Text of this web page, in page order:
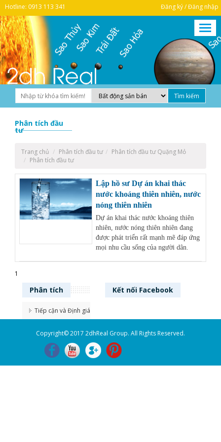
Hotline: 0913 113 341 Đăng ký / Đăng nhập
Phân tích đầu
tư
Trang chủ Phân tích đầu tư
Phân tích đầu tư Quặng Mỏ
Phân tích đầu tư
Lập hồ sư Dự án khai thác
nước khoáng thiên nhiên, nước
nóng thiên nhiên
Dự án khai thác nước khoáng thiên
nhiên, nước nóng thiên nhiên đang
được phát triển rất mạnh mẽ đáp ứng
mọi nhu cầu sống của người dân.
1
Phân tích
Tiếp cận và Định giá
Kết nối Facebook
Copyright© 2017 2dhReal Group. All Rights Reserved.